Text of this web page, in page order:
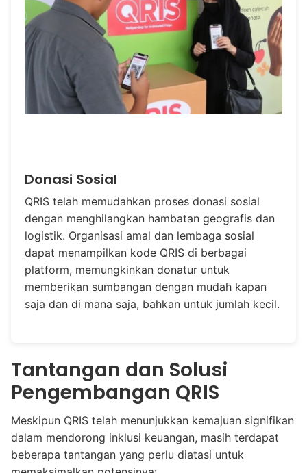
Donasi Sosial
QRIS telah memudahkan proses donasi sosial
dengan menghilangkan hambatan geografis dan
logistik. Organisasi amal dan lembaga sosial
dapat menampilkan kode QRIS di berbagai
platform, memungkinkan donatur untuk
memberikan sumbangan dengan mudah kapan
saja dan di mana saja, bahkan untuk jumlah kecil.
Tantangan dan Solusi
Pengembangan QRIS
Meskipun QRIS telah menunjukkan kemajuan signifikan
dalam mendorong inklusi keuangan, masih terdapat
beberapa tantangan yang perlu diatasi untuk